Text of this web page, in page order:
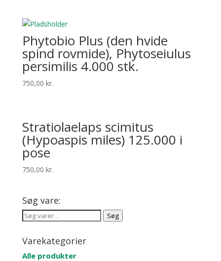
Phytobio Plus (den hvide
spind rovmide), Phytoseiulus
persimilis 4.000 stk.
750,00 kr.
Stratiolaelaps scimitus
(Hypoaspis miles) 125.000 i
pose
750,00 kr.
Søg vare:
Søg
Søg
Varekategorier
Alle produkter